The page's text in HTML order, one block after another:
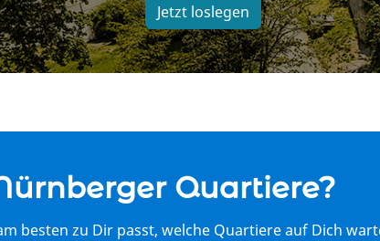
Jetzt loslegen
Quartiere?
besten zu Dir passt, welche Quartiere auf Dich